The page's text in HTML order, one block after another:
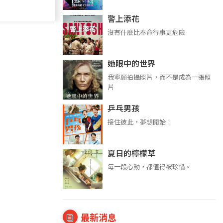
警上添花
沒有什麼比奉命行事更危險
她眼中的世界
我寧願拍攝照片，而不是成為一張照
片
乒乓男孩
接住彼此，夢想開始！
夏日的檸檬草
每一段心動，都值得被珍惜。
最新消息